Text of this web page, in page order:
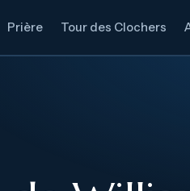
Prière Tour des Clochers